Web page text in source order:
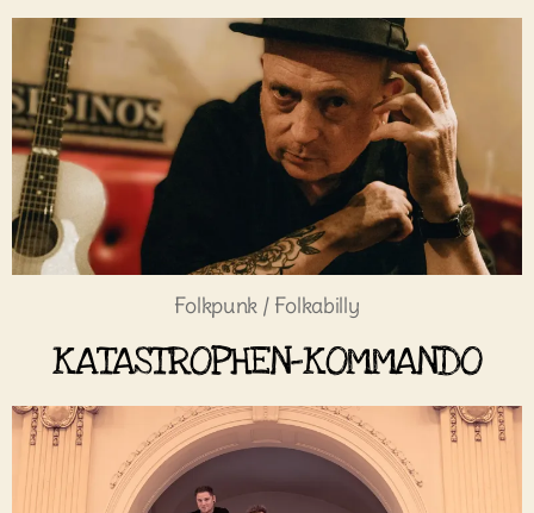
Folkpunk / Folkabilly
KATASTROPHEN-KOMMANDO